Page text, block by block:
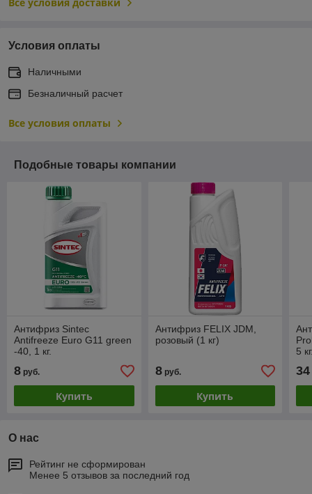
Условия оплаты
Наличными
Безналичный расчет
Все условия оплаты
Подобные товары компании
Антифриз Sintec
Antifreeze Euro G11 green
-40, 1 кг.
8 руб.
Купить
Антифриз FELIX JDM,
розовый (1 кг)
8руб.
Купить
5
34
О нас
Рейтинг не сформирован
Менее 5 отзывов за последний год